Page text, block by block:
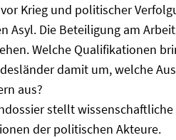
Krieg und politischer
Asyl. Die Beteiligung am
Welche Qualifikationen
damit um, welche
aus?
stellt
der politischen Akteure.